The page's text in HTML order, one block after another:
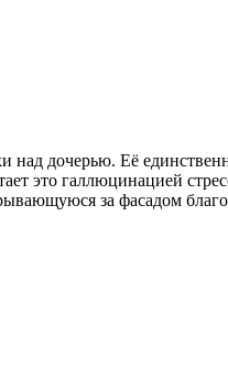
над дочерью. Её
это галлюцинацией
за фасадом